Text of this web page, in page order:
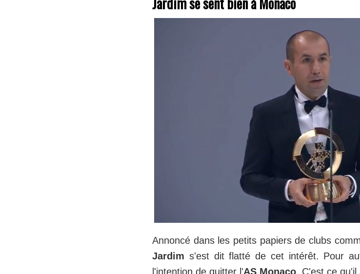
Annoncé dans les petits papiers de clubs
Jardim s'est dit flatté de cet intérêt. Pour
l'intention de quitter l'AS Monaco. C'est ce qu'il